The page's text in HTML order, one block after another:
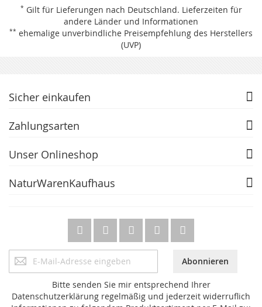
* Gilt für Lieferungen nach Deutschland. Lieferzeiten für
andere Länder und Informationen
** ehemalige unverbindliche Preisempfehlung des Herstellers
(UVP)
Sicher einkaufen
Zahlungsarten
Unser Onlineshop
NaturWarenKaufhaus
Anmeldung
zum
Abonnieren
Bitte senden Sie mir entsprechend Ihrer
Datenschutzerklärung regelmäßig und jederzeit widerruflich